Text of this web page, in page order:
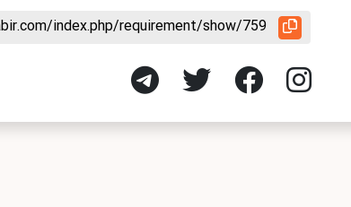
index.php/requirement/show/759